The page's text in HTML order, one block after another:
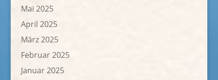
Mai 2025
April 2025
März 2025
Februar 2025
Januar 2025